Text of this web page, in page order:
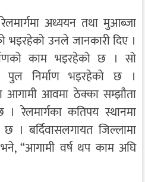
रेलमार्गमा अध्ययन तथा मुआब्जा
भइरहेको उनले जानकारी दिए ।
काम भइरहेको छ । सो
पुल निर्माण भइरहेको छ ।
आगामी आवमा ठेक्का सम्झौता
। रेलमार्गका कतिपय स्थानमा
। बर्दिवासलगायत जिल्लामा
“आगामी वर्ष थप काम अघि